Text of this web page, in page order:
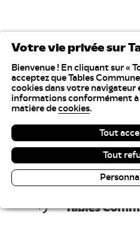
Votre vie privée sur
Bienvenue ! En cliquant sur «
acceptez que Tables
cookies dans votre navigateur
informations conformément
matière de cookies.
Tout
Tout